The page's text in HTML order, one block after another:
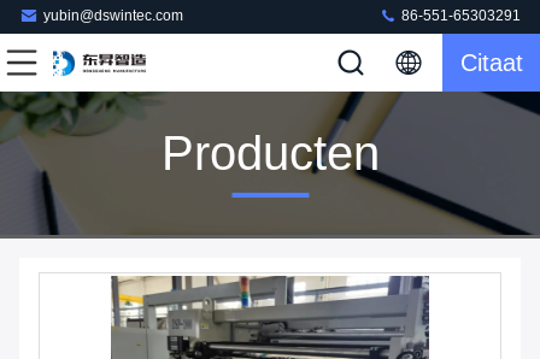
yubin@dswintec.com 86-551-65303291
Citaat
Producten